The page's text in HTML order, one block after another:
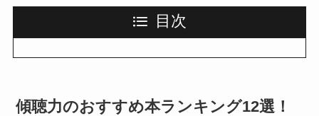
目次
傾聴力のおすすめ本ランキング12選！